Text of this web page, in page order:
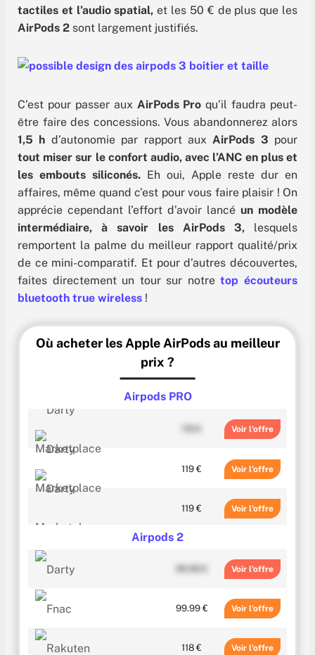
tactiles et l’audio spatial, et les 50 € de plus que les
AirPods 2 sont largement justifiés.
C’est pour passer aux AirPods Pro qu’il faudra peut-
être faire des concessions. Vous abandonnerez alors
1,5 h d’autonomie par rapport auxAirPods 3 pour
tout miser sur le confort audio, avec l’ANC en plus et
les embouts siliconés. Eh oui, Apple reste dur en
affaires, même quand c’est pour vous faire plaisir ! On
apprécie cependant l’effort d’avoir lancé un modèle
intermédiaire, à savoir les AirPods 3, lesquels
remportent la palme du meilleur rapport qualité/prix
de ce mini-comparatif. Et pour d’autres découvertes,
faites directement un tour sur notretop écouteurs
bluetooth true wireless !
Où acheter les Apple AirPods au meilleur
prix ?
Airpods PRO
Voir
119 € Voir
119 € Voir
Airpods 2
Voir
99.99 € Voir
118 € Voir